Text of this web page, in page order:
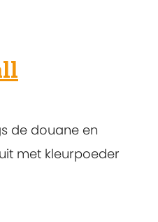
de douane en
met kleurpoeder